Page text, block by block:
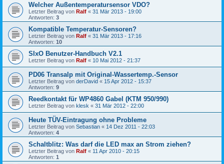
Welcher Außentemperatursensor VDO?
Letzter Beitrag von Ralf « 31 Mär 2013 - 19:00
Antworten: 3
Kompatible Temperatur-Sensoren?
Letzter Beitrag von Ralf « 31 Mär 2013 - 17:16
Antworten: 10
SIxO Benutzer-Handbuch V2.1
Letzter Beitrag von Ralf « 10 Mai 2012 - 21:37
PD06 Transalp mit Original-Wassertemp.-Sensor
Letzter Beitrag von derDavid « 15 Apr 2012 - 15:37
Antworten: 9
Reedkontakt für WP4860 Gabel (KTM 950/990)
Letzter Beitrag von klesk « 31 Mär 2012 - 22:00
Heute TÜV-Eintragung ohne Probleme
Letzter Beitrag von Sebastian « 14 Dez 2011 - 22:03
Antworten: 4
Schaltblitz: Was darf die LED max an Strom ziehen?
Letzter Beitrag von Ralf « 11 Apr 2010 - 20:15
Antworten: 1